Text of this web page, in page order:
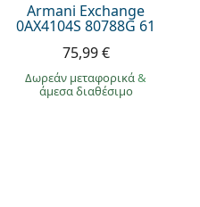
Armani Exchange
0AX4104S 80788G 61
75,99 €
Δωρεάν μεταφορικά&
άμεσα διαθέσιμο